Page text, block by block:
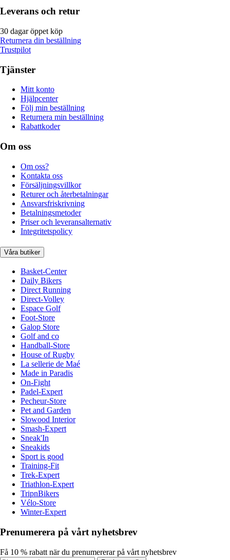
Leverans och retur
30 dagar öppet köp
Returnera din beställning
Trustpilot
Tjänster
Mitt konto
Hjälpcenter
Följ min beställning
Returnera min beställning
Rabattkoder
Om oss
Om oss?
Kontakta oss
Försäljningsvillkor
Returer och återbetalningar
Ansvarsfriskrivning
Betalningsmetoder
Priser och leveransalternativ
Integritetspolicy
Våra butiker
Basket-Center
Daily Bikers
Direct Running
Direct-Volley
Espace Golf
Foot-Store
Galop Store
Golf and co
Handball-Store
House of Rugby
La sellerie de Maé
Made in Paradis
On-Fight
Padel-Expert
Pecheur-Store
Pet and Garden
Slowood Interior
Smash-Expert
Sneak'In
Sneakids
Sport is good
Training-Fit
Trek-Expert
Triathlon-Expert
TripnBikers
Vélo-Store
Winter-Expert
Prenumerera på vårt nyhetsbrev
Få 10 % rabatt när du prenumererar på vårt nyhetsbrev